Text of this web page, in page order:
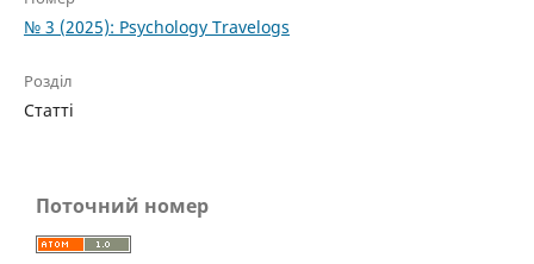
№ 3 (2025): Psychology Travelogs
Розділ
Статті
Поточний номер